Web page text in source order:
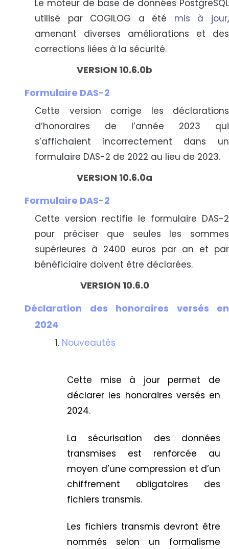
Le moteur de base de données PostgreSQL
utilisé par COGILOG a été mis à jour,
amenant diverses améliorations et des
corrections liées à la sécurité.
VERSION 10.6.0b
Formulaire DAS-2
Cette version corrige les déclarations
d’honoraires de l’année 2023 qui
s’affichaient incorrectement dans un
formulaire DAS-2 de 2022 au lieu de 2023.
VERSION 10.6.0a
Formulaire DAS-2
Cette version rectifie le formulaire DAS-2
pour préciser que seules les sommes
supérieures à 2400 euros par an et par
bénéficiaire doivent être déclarées.
VERSION 10.6.0
Déclaration des honoraires versés en
2024
Nouveautés
Cette mise à jour permet de
déclarer les honoraires versés en
2024.
La sécurisation des données
transmises est renforcée au
moyen d’une compression et d’un
chiffrement obligatoires des
fichiers transmis.
Les fichiers transmis devront être
nommés selon un formalisme